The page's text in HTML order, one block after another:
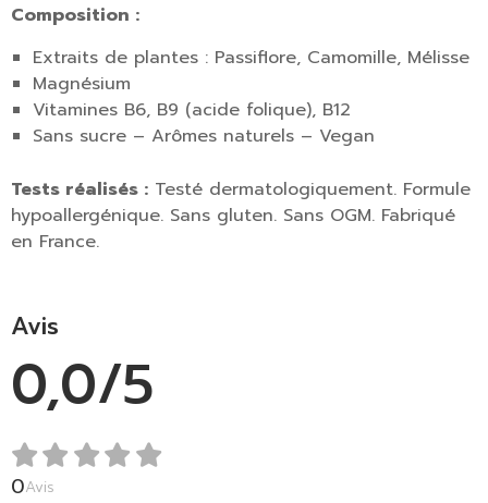
Composition :
Extraits de plantes : Passiflore, Camomille, Mélisse
Magnésium
Vitamines B6, B9 (acide folique), B12
Sans sucre – Arômes naturels – Vegan
Tests réalisés : Testé dermatologiquement. Formule
hypoallergénique. Sans gluten. Sans OGM. Fabriqué
en France.
Avis
0,0/5
0Avis